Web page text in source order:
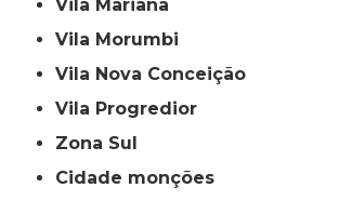
Vila Mariana
Vila Morumbi
Vila Nova Conceição
Vila Progredior
Zona Sul
cidade monções